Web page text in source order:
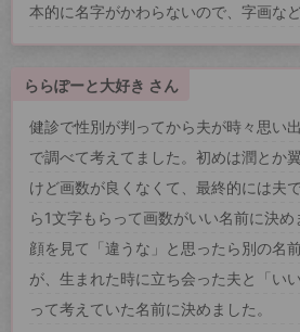
本的に名字がかわらないので、字画な
ららぽーと大好き さん
健診で性別が判ってから夫が時々思い
で調べて考えてました。初めは潤とか
けど画数が良くなくて、最終的には夫
ら1文字もらって画数がいい名前に決
顔を見て「違うな」と思ったら別の名
が、生まれた時に立ち会った夫と「い
って考えていた名前に決めました。